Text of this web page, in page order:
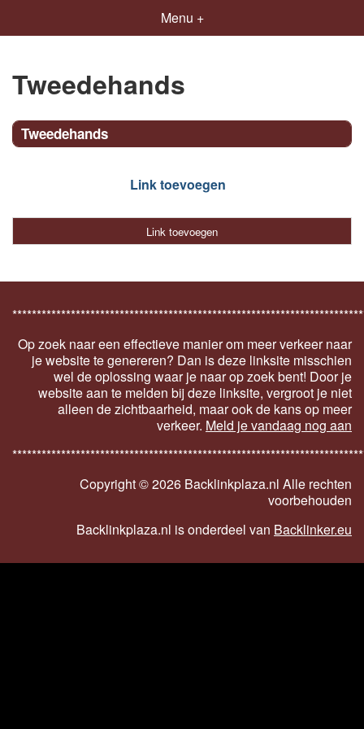
Menu +
Tweedehands
Tweedehands
Link toevoegen
Link toevoegen
Op zoek naar een effectieve manier om meer verkeer naar
je website te genereren? Dan is deze linksite misschien
wel de oplossing waar je naar op zoek bent! Door je
website aan te melden bij deze linksite, vergroot je niet
alleen de zichtbaarheid, maar ook de kans op meer
verkeer. Meld je vandaag nog aan
Copyright ©2026 Backlinkplaza.nl Alle rechten
voorbehouden
Backlinkplaza.nl is onderdeel van Backlinker.eu